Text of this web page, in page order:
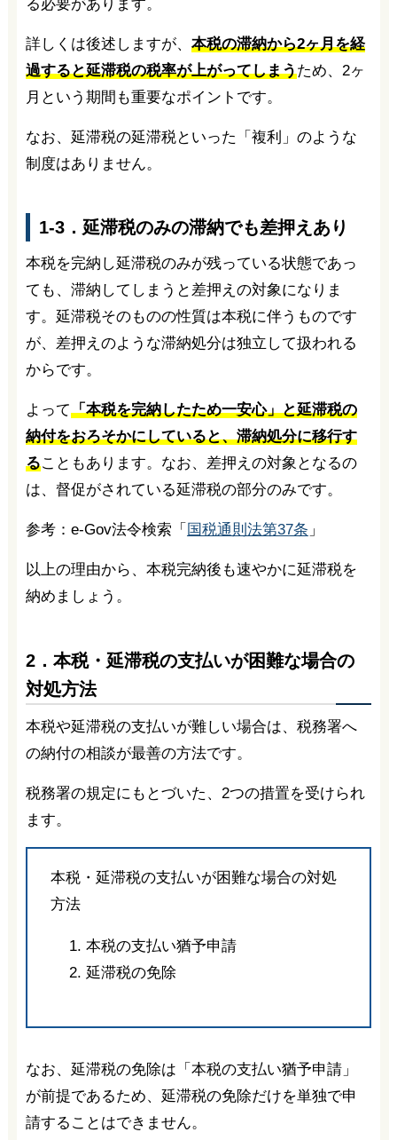
る必要があります。
詳しくは後述しますが、 本税の滞納から2ヶ月を経
過すると延滞税の税率が上がってしまうため、2ヶ
月という期間も重要なポイントです。
なお、延滞税の延滞税といった「複利」のような
制度はありません。
1-3．延滞税のみの滞納でも差押えあり
本税を完納し延滞税のみが残っている状態であっ
ても、滞納してしまうと差押えの対象になりま
す。延滞税そのものの性質は本税に伴うものです
が、差押えのような滞納処分は独立して扱われる
からです。
よって「本税を完納したため一安心」と延滞税の
納付をおろそかにしていると、滞納処分に移行す
ることもあります。なお、差押えの対象となるの
は、督促がされている延滞税の部分のみです。
参考：e-Gov法令検索「 国税通則法第37条 」
以上の理由から、本税完納後も速やかに延滞税を
納めましょう。
2．本税・延滞税の支払いが困難な場合の
対処方法
本税や延滞税の支払いが難しい場合は、税務署へ
の納付の相談が最善の方法です。
税務署の規定にもとづいた、2つの措置を受けられ
ます。
本税・延滞税の支払いが困難な場合の対処
方法
本税の支払い猶予申請
延滞税の免除
なお、延滞税の免除は「本税の支払い猶予申請」
が前提であるため、延滞税の免除だけを単独で申
請することはできません。